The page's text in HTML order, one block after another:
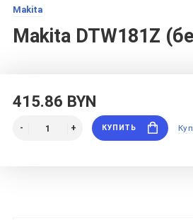
Makita
Makita DTW181Z
415.86 BYN
КУПИТЬ